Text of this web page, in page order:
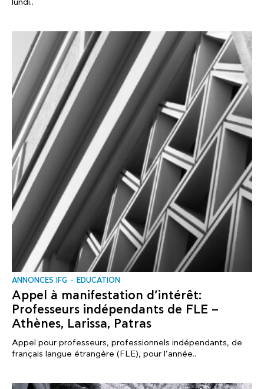
lundi..
ANNONCES IFG EDUCATION
Appel à manifestation d’intérêt:
Professeurs indépendants de FLE –
Athènes, Larissa, Patras
Appel pour professeurs, professionnels indépendants, de
français langue étrangère (FLE), pour l’année..